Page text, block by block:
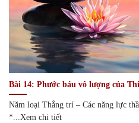
Bài 14: Phước báu vô lượng của
Năm loại Thắng trí – Các năng lực
*...Xem chi tiết